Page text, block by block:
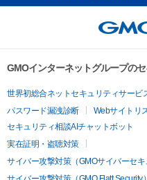
GMOインターネットグループの
世界初総合ネットセキュリティサービ
パスワード漏洩診断
Webサイトリ
セキュリティ相談AIチャットボット
実在証明・盗聴対策
サイバー攻撃対策（GMOサイバーセキ